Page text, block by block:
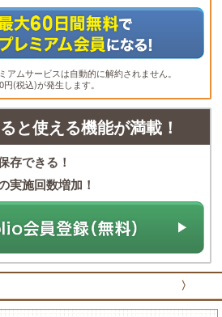
ムサービスは自動的に解約されません。
(税込)が発生します。
と使える機能が満載！
存できる！
実施回数増加！
〉